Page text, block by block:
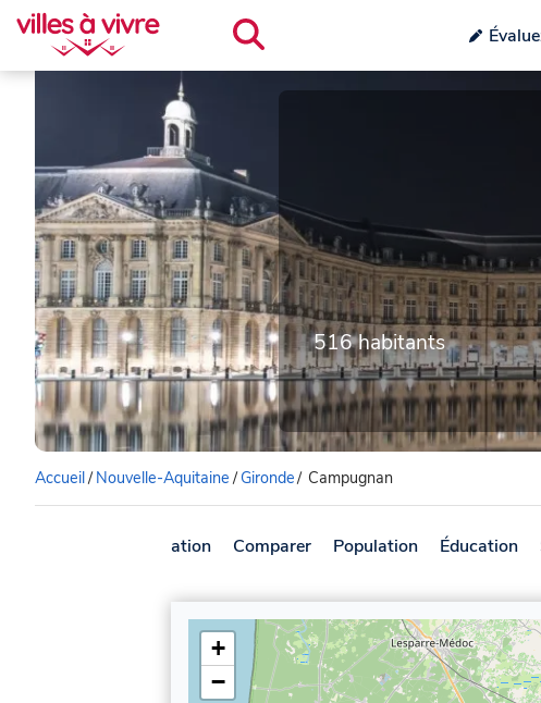
516 habitants
Accueil/ Nouvelle-Aquitaine/Gironde/ Campugnan
Présentation Comparer Population Éducation
+
−